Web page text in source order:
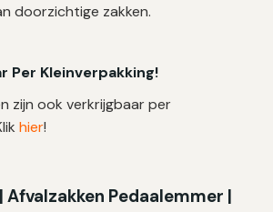
doorzichtige zakken.
Per Kleinverpakking!
zijn ook verkrijgbaar per
hier!
Pedaalemmer |